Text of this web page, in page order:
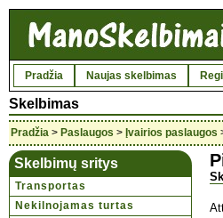
Pradžia Naujas skelbimas
Skelbimas
Pradžia > Paslaugos > Įvairios paslaugos
Skelbimų sritys
Transportas
Nekilnojamas turtas